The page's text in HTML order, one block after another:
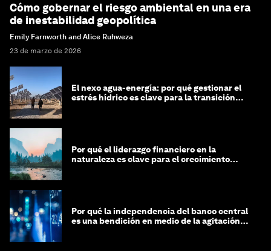
Cómo gobernar el riesgo ambiental en una era
de inestabilidad geopolítica
Emily Farnworth and Alice Ruhweza
23 de marzo de 2026
El nexo agua-energía: por qué gestionar el
estrés hídrico es clave para la transición
Por qué el liderazgo financiero en la
naturaleza es clave para el crecimiento
Por qué la independencia del banco central
es una bendición en medio de la agitación